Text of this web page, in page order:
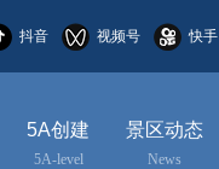
抖音 视频号 快手
5A创建
5A-level
景区动态
News